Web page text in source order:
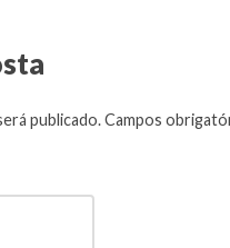
publicado.Campos